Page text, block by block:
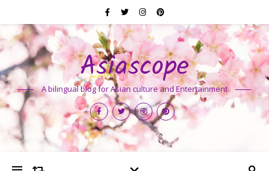
Asiascope
A bilingual blog for Asian culture and Entertainment